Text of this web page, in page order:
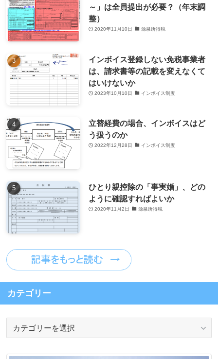
～」は全員提出が必要？（年末調
整）
2020年11月10日 源泉所得税
インボイス登録しない免税事業者
は、請求書等の記載を変えなくて
はいけないか
2023年10月10日 インボイス制度
立替経費の場合、インボイスはど
う扱うのか
2022年12月28日 インボイス制度
ひとり親控除の「事実婚」、どの
ように確認すればよいか
2020年11月2日 源泉所得税
カテゴリー